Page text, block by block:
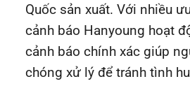
Quốc sản xuất. Với nhiều
cảnh báo Hanyoung hoạt
cảnh báo chính xác giúp
chóng xử lý để tránh tình